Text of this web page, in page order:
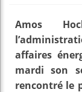
Amos
affaires
mardi son
rencontré le